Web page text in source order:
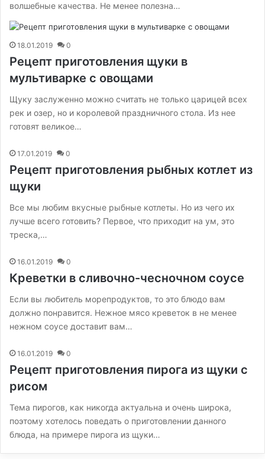
волшебные качества. Не менее полезна…
18.01.2019 0
Рецепт приготовления щуки в
мультиварке с овощами
Щуку заслуженно можно считать не только царицей всех
рек и озер, но и королевой праздничного стола. Из нее
готовят великое…
17.01.2019 0
Рецепт приготовления рыбных котлет из
щуки
Все мы любим вкусные рыбные котлеты. Но из чего их
лучше всего готовить? Первое, что приходит на ум, это
треска,…
16.01.2019 0
Креветки в сливочно-чесночном соусе
Если вы любитель морепродуктов, то это блюдо вам
должно понравится. Нежное мясо креветок в не менее
нежном соусе доставит вам…
16.01.2019 0
Рецепт приготовления пирога из щуки с
рисом
Тема пирогов, как никогда актуальна и очень широка,
поэтому хотелось поведать о приготовлении данного
блюда, на примере пирога из щуки…